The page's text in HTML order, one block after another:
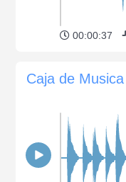
00:00:37
Caja de